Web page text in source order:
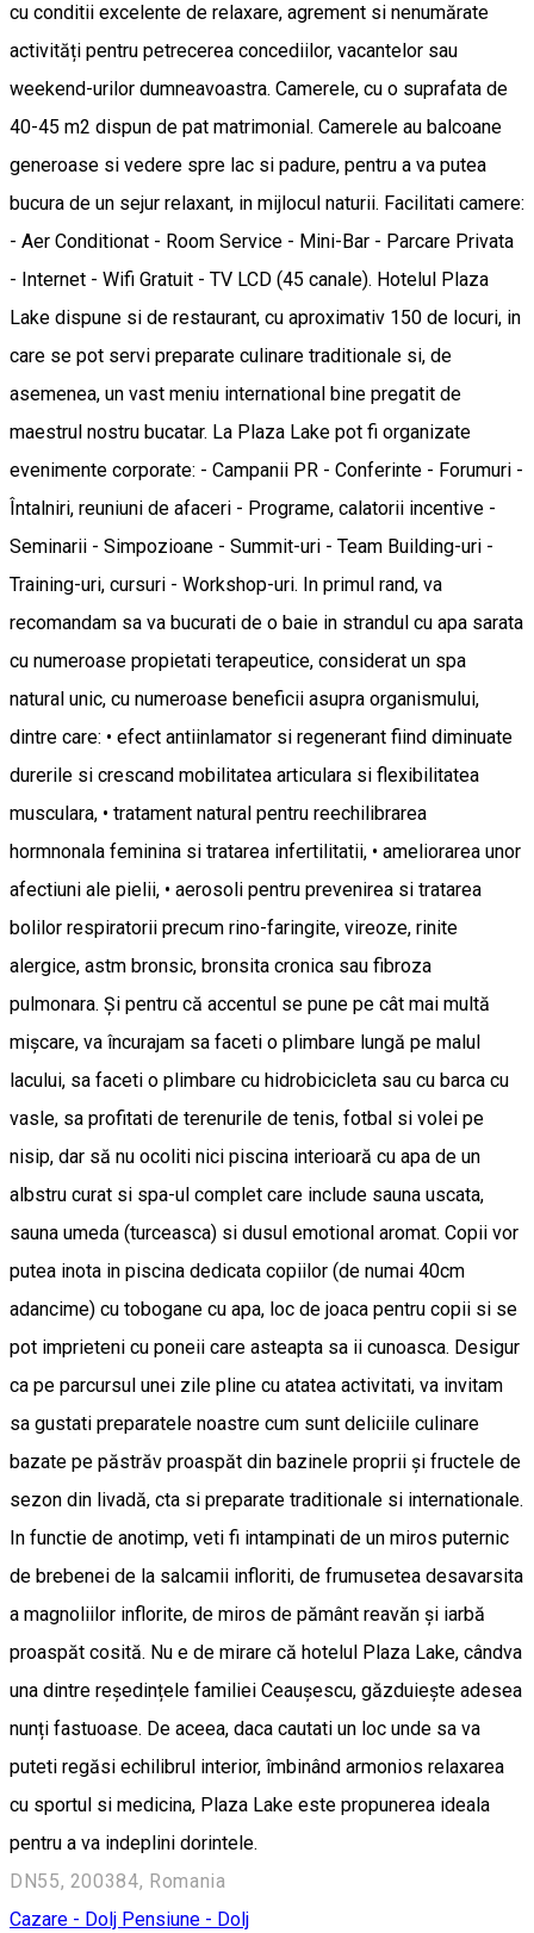
cu conditii excelente de relaxare, agrement si nenumărate
activități pentru petrecerea concediilor, vacantelor sau
weekend-urilor dumneavoastra. Camerele, cu o suprafata de
40-45 m2 dispun de pat matrimonial. Camerele au balcoane
generoase si vedere spre lac si padure, pentru a va putea
bucura de un sejur relaxant, in mijlocul naturii. Facilitati camere:
- Aer Conditionat - Room Service - Mini-Bar - Parcare Privata
- Internet - Wifi Gratuit - TV LCD (45 canale). Hotelul Plaza
Lake dispune si de restaurant, cu aproximativ 150 de locuri, in
care se pot servi preparate culinare traditionale si, de
asemenea, un vast meniu international bine pregatit de
maestrul nostru bucatar. La Plaza Lake pot fi organizate
evenimente corporate: - Campanii PR - Conferinte - Forumuri -
Întalniri, reuniuni de afaceri - Programe, calatorii incentive -
Seminarii - Simpozioane - Summit-uri - Team Building-uri -
Training-uri, cursuri - Workshop-uri. In primul rand, va
recomandam sa va bucurati de o baie in strandul cu apa sarata
cu numeroase propietati terapeutice, considerat un spa
natural unic, cu numeroase beneficii asupra organismului,
dintre care: • efect antiinlamator si regenerant fiind diminuate
durerile si crescand mobilitatea articulara si flexibilitatea
musculara, • tratament natural pentru reechilibrarea
hormnonala feminina si tratarea infertilitatii, • ameliorarea unor
afectiuni ale pielii, • aerosoli pentru prevenirea si tratarea
bolilor respiratorii precum rino-faringite, vireoze, rinite
alergice, astm bronsic, bronsita cronica sau fibroza
pulmonara. Și pentru că accentul se pune pe cât mai multă
mișcare, va încurajam sa faceti o plimbare lungă pe malul
lacului, sa faceti o plimbare cu hidrobicicleta sau cu barca cu
vasle, sa profitati de terenurile de tenis, fotbal si volei pe
nisip, dar să nu ocoliti nici piscina interioară cu apa de un
albstru curat si spa-ul complet care include sauna uscata,
sauna umeda (turceasca) si dusul emotional aromat. Copii vor
putea inota in piscina dedicata copiilor (de numai 40cm
adancime) cu tobogane cu apa, loc de joaca pentru copii si se
pot imprieteni cu poneii care asteapta sa ii cunoasca. Desigur
ca pe parcursul unei zile pline cu atatea activitati, va invitam
sa gustati preparatele noastre cum sunt deliciile culinare
bazate pe păstrăv proaspăt din bazinele proprii și fructele de
sezon din livadă, cta si preparate traditionale si internationale.
In functie de anotimp, veti fi intampinati de un miros puternic
de brebenei de la salcamii infloriti, de frumusetea desavarsita
a magnoliilor inflorite, de miros de pământ reavăn și iarbă
proaspăt cosită. Nu e de mirare că hotelul Plaza Lake, cândva
una dintre reședințele familiei Ceaușescu, găzduiește adesea
nunți fastuoase. De aceea, daca cautati un loc unde sa va
puteti regăsi echilibrul interior, îmbinând armonios relaxarea
cu sportul si medicina, Plaza Lake este propunerea ideala
pentru a va indeplini dorintele.
DN55, 200384, Romania
Cazare - Dolj Pensiune - Dolj